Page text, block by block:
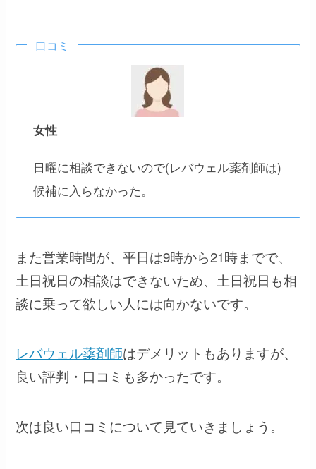
口コミ
女性
日曜に相談できないので(レバウェル薬剤師は)
候補に入らなかった。
また営業時間が、平日は9時から21時までで、
土日祝日の相談はできないため、土日祝日も相
談に乗って欲しい人には向かないです。
レバウェル薬剤師はデメリットもありますが、
良い評判・口コミも多かったです。
次は良い口コミについて見ていきましょう。